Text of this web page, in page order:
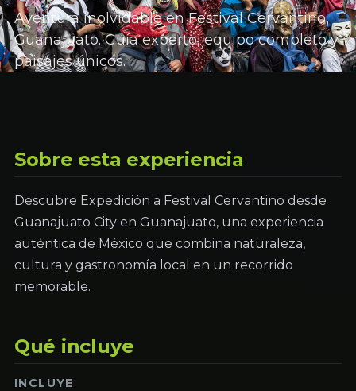
Aventura inolvidable en Festival Cervantino,
Guanajuato. Guía experto, equipo completo y
paisajes únicos.
Sobre esta experiencia
Descubre Expedición a Festival Cervantino desde
Guanajuato City en Guanajuato, una experiencia
auténtica de México que combina naturaleza,
cultura y gastronomía local en un recorrido
memorable.
Qué incluye
INCLUYE